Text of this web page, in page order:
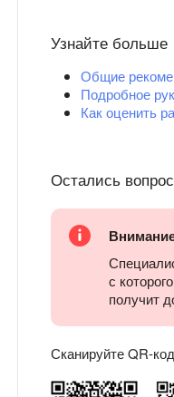
Узнайте больше
Общие
Подробное
Как оценить
Остались
с
получит
Сканируйте QR-